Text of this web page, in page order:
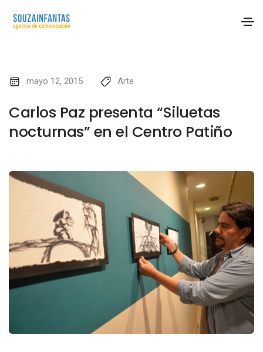
mayo 12, 2015 Arte
Carlos Paz presenta “Siluetas
nocturnas” en el Centro Patiño